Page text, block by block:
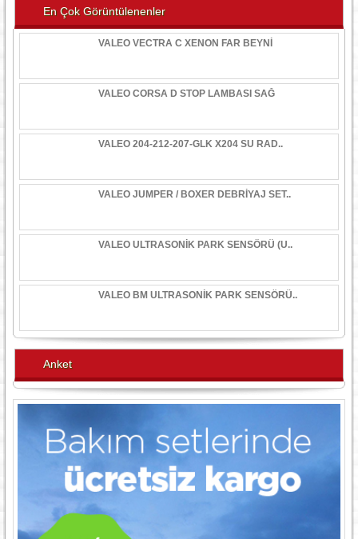
En Çok Görüntülenenler
VALEO VECTRA C XENON FAR BEYNİ
VALEO CORSA D STOP LAMBASI SAĞ
VALEO 204-212-207-GLK X204 SU RAD..
VALEO JUMPER / BOXER DEBRİYAJ SET..
VALEO ULTRASONİK PARK SENSÖRÜ (U..
VALEO BM ULTRASONİK PARK SENSÖRÜ..
Anket